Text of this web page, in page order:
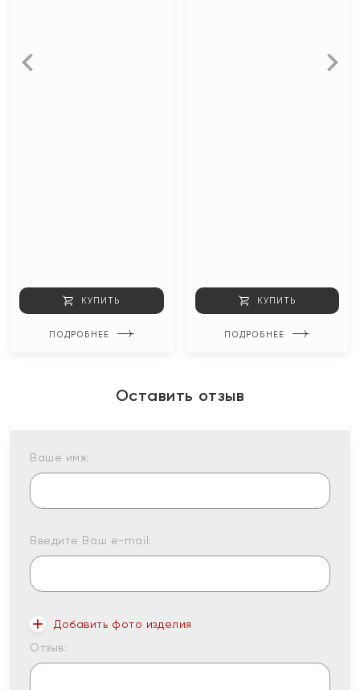
КУПИТЬ
ПОДРОБНЕЕ
КУПИТЬ
ПОДРОБНЕЕ
Оставить отзыв
Ваше имя:
Введите Ваш e-mail:
Добавить фото изделия
Отзыв: